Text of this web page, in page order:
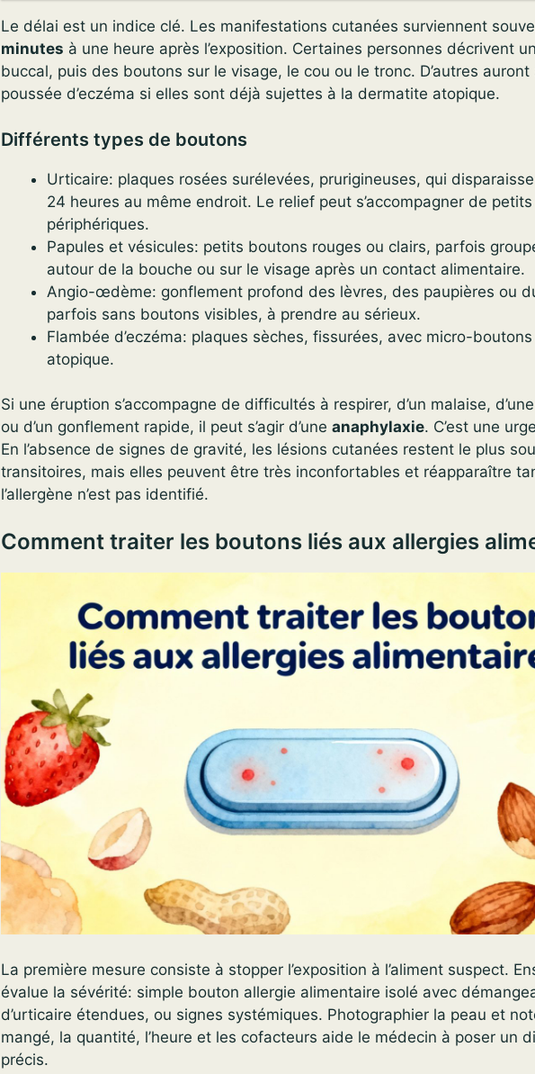
Le délai est un indice clé. Les manifestations cutanées surviennent
minutes à une heure après l’exposition. Certaines personnes décrivent
buccal, puis des boutons sur le visage, le cou ou le tronc. D’autres
poussée d’eczéma si elles sont déjà sujettes à la dermatite atopique.
Différents types de boutons
Urticaire: plaques rosées surélevées, prurigineuses, qui
24 heures au même endroit. Le relief peut s’accompagner de
périphériques.
Papules et vésicules: petits boutons rouges ou clairs, parfois
autour de la bouche ou sur le visage après un contact alimentaire.
Angio-œdème: gonflement profond des lèvres, des paupières ou
parfois sans boutons visibles, à prendre au sérieux.
Flambée d’eczéma: plaques sèches, fissurées, avec micro-
atopique.
Si une éruption s’accompagne de difficultés à respirer, d’un malaise,
ou d’un gonflement rapide, il peut s’agir d’une anaphylaxie. C’est une
En l’absence de signes de gravité, les lésions cutanées restent le plus
transitoires, mais elles peuvent être très inconfortables et réapparaître
l’allergène n’est pas identifié.
Comment traiter les boutons liés aux allergies
La première mesure consiste à stopper l’exposition à l’aliment suspect.
évalue la sévérité: simple bouton allergie alimentaire isolé avec
d’urticaire étendues, ou signes systémiques. Photographier la peau et
mangé, la quantité, l’heure et les cofacteurs aide le médecin à poser un
précis.